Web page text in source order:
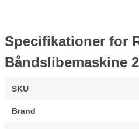
Specifikationer for
Båndslibemaskine
SKU
Brand